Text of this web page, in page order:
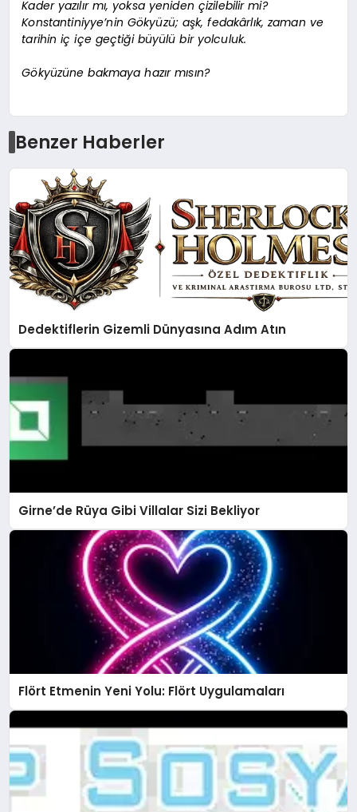
Kader yazılır mı, yoksa yeniden çizilebilir mi?
Konstantiniyye’nin Gökyüzü; aşk, fedakârlık, zaman ve
tarihin iç içe geçtiği büyülü bir yolculuk.
Gökyüzüne bakmaya hazır mısın?
Benzer Haberler
Dedektiflerin Gizemli Dünyasına Adım Atın
Girne’de Rüya Gibi Villalar Sizi Bekliyor
Flört Etmenin Yeni Yolu: Flört Uygulamaları